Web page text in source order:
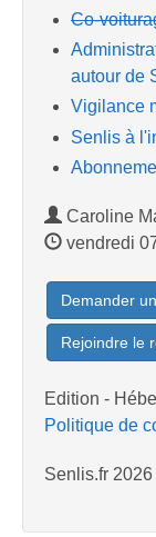
Co-
autour de
Vigilance
Senlis à
Caroline
vendredi
Demander
Rejoindre le
Edition -
Politique de
Senlis.fr 2026